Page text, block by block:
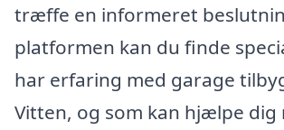
træffe en informeret
platformen kan du finde
har erfaring med garage
Vitten, og som kan hjælpe dig